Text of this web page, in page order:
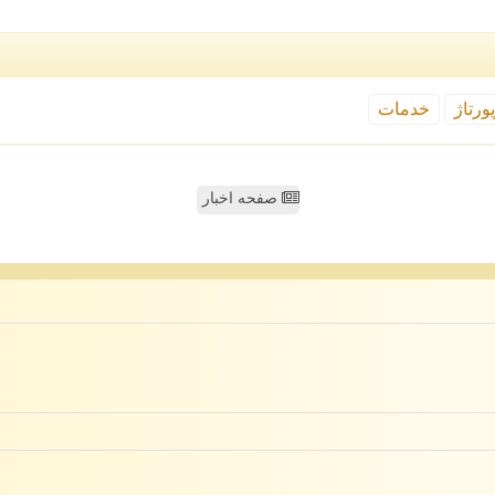
خدمات
صفحه اخبار